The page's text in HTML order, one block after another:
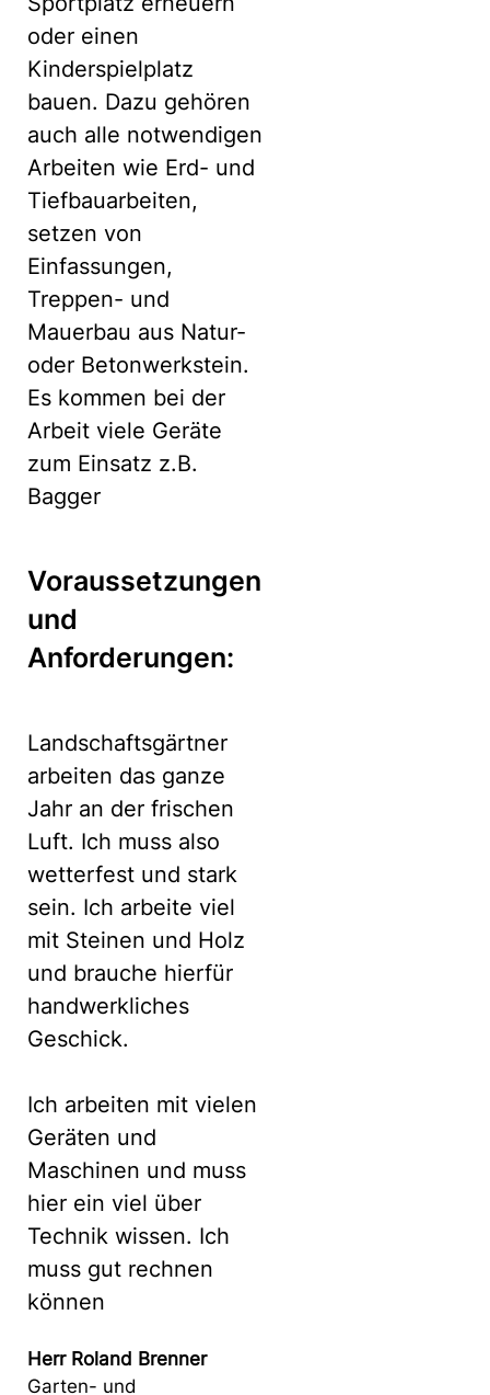
oder einen
Kinderspielplatz
bauen. Dazu gehören
auch alle notwendigen
Arbeiten wie Erd- und
Tiefbauarbeiten,
setzen von
Einfassungen,
Treppen- und
Mauerbau aus Natur-
oder Betonwerkstein.
Es kommen bei der
Arbeit viele Geräte
zum Einsatz z.B.
Bagger
Voraussetzungen
und
Anforderungen:
Landschaftsgärtner
arbeiten das ganze
Jahr an der frischen
Luft. Ich muss also
wetterfest und stark
sein. Ich arbeite viel
mit Steinen und Holz
und brauche hierfür
handwerkliches
Geschick.
Ich arbeiten mit vielen
Geräten und
Maschinen und muss
hier ein viel über
Technik wissen. Ich
muss gut rechnen
können
Herr Roland Brenner
Garten- und